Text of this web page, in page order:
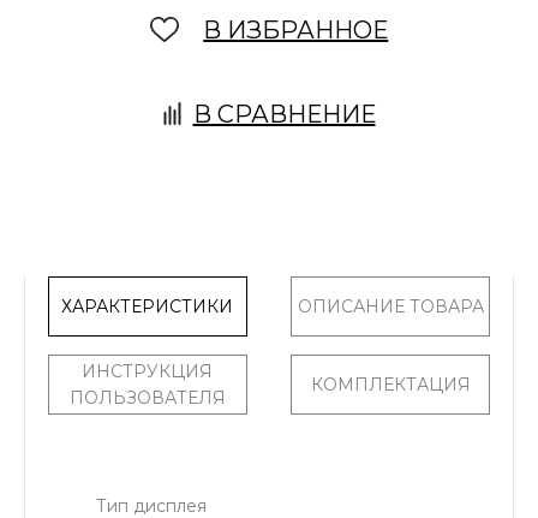
В ИЗБРАННОЕ
В СРАВНЕНИЕ
ХАРАКТЕРИСТИКИ ОПИСАНИЕ ТОВАРА
ИНСТРУКЦИЯ
ПОЛЬЗОВАТЕЛЯ
КОМПЛЕКТАЦИЯ
Тип дисплея